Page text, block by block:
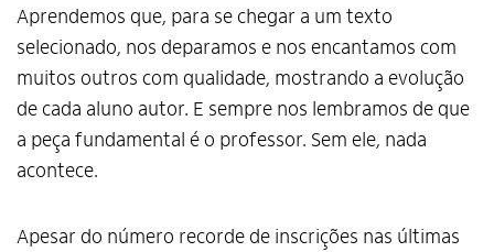
Aprendemos que, para se chegar a um texto
selecionado, nos deparamos e nos encantamos com
muitos outros com qualidade, mostrando a evolução
de cada aluno autor. E sempre nos lembramos de que
a peça fundamental é o professor. Sem ele, nada
acontece.
Apesar do número recorde de inscrições nas últimas